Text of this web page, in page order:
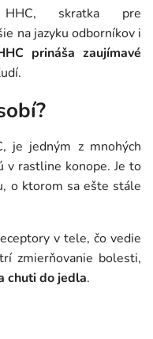
skratka pre
na jazyku odborníkov i
prináša zaujímavé
je jedným z mnohých
v rastline konope. Je to
o ktorom sa ešte stále
v tele, čo vedie
zmierňovanie bolesti,
chuti do jedla.